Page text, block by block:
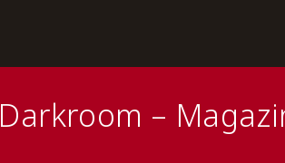
Darkroom –